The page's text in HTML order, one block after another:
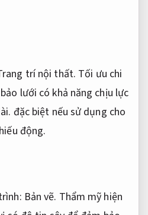
trí nội thất. Tối ưu chi
lưới có khả năng chịu lực
đặc biệt nếu sử dụng cho
động.
Bản vẽ. Thẩm mỹ hiện